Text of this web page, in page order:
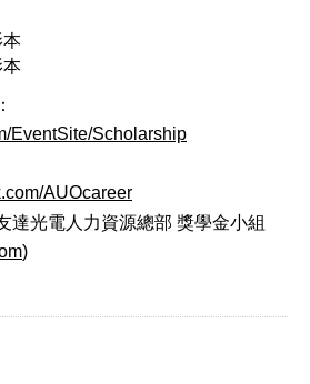
本
本
EventSite/Scholarship
AUOcareer
達光電人力資源總部 獎學金小組
)